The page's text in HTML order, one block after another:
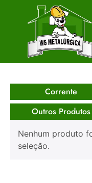
Corrente
Outros Produtos
Nenhum produto
seleção.